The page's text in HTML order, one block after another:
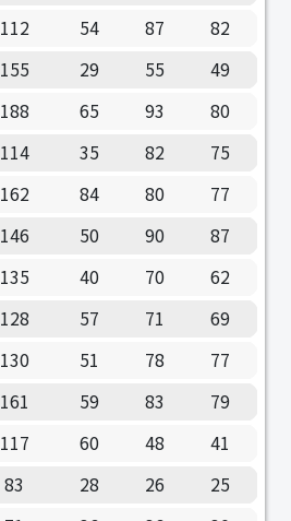
112 54 87
82
155 29 55
49
188 65 93
80
114 35 82
75
162 84 80
77
146 50 90
87
135 40 70
62
128 57 71
69
130 51 78
77
161 59 83
79
117 60 48
41
83 28 26
25